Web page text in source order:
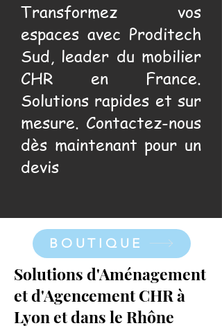
Transformez vos
espaces avec Proditech
Sud, leader du mobilier
CHR en France.
Solutions rapides et sur
mesure. Contactez-nous
dès maintenant pour un
devis
BOUTIQUE
Solutions d'Aménagement
et d'Agencement CHR à
Lyon et dans le Rhône